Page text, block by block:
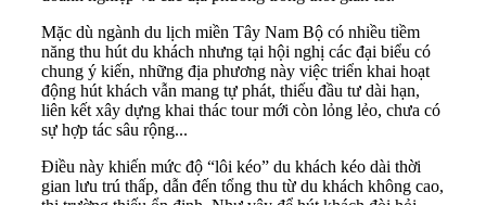
Mặc dù ngành du lịch miền Tây Nam Bộ có nhiều tiềm
năng thu hút du khách nhưng tại hội nghị các đại biểu có
chung ý kiến, những địa phương này việc triển khai hoạt
động hút khách vẫn mang tự phát, thiếu đầu tư dài hạn,
liên kết xây dựng khai thác tour mới còn lỏng lẻo, chưa có
sự hợp tác sâu rộng...
Điều này khiến mức độ “lôi kéo” du khách kéo dài thời
gian lưu trú thấp, dẫn đến tổng thu từ du khách không cao,